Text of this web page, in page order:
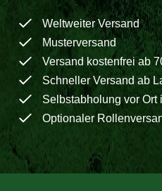
Weltweiter Versand
Musterversand
Versand kostenfrei ab
Schneller Versand ab
Selbstabholung vor Ort
Optionaler